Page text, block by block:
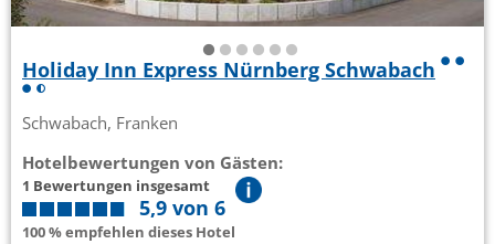
Holiday Inn Express Nürnberg Schwabach
Schwabach, Franken
Hotelbewertungen von Gästen:
1 Bewertungen insgesamt
5,9 von 6
100 % empfehlen dieses Hotel